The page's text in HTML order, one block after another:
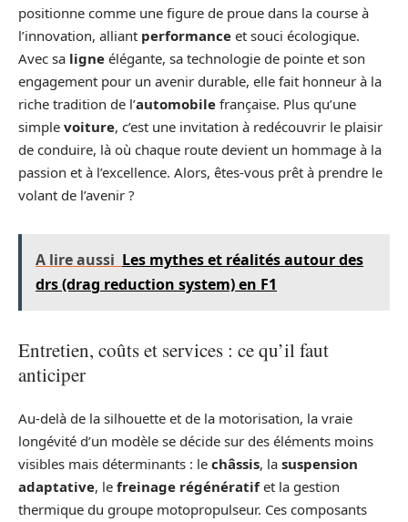
positionne comme une figure de proue dans la course à
l’innovation, alliant performance et souci écologique.
Avec sa ligne élégante, sa technologie de pointe et son
engagement pour un avenir durable, elle fait honneur à la
riche tradition de l’automobile française. Plus qu’une
simple voiture, c’est une invitation à redécouvrir le plaisir
de conduire, là où chaque route devient un hommage à la
passion et à l’excellence. Alors, êtes-vous prêt à prendre le
volant de l’avenir ?
A lire aussi Les mythes et réalités autour des
drs (drag reduction system) en F1
Entretien, coûts et services : ce qu’il faut
anticiper
Au-delà de la silhouette et de la motorisation, la vraie
longévité d’un modèle se décide sur des éléments moins
visibles mais déterminants : le châssis, la suspension
adaptative, le freinage régénératifet la gestion
thermique du groupe motopropulseur. Ces composants